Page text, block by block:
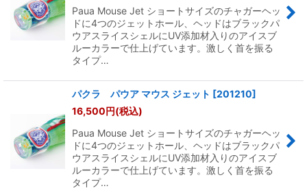
Paua Mouse Jet ショートサイズのチャガーヘッ
ドに4つのジェットホール、ヘッドはブラックパ
ウアスライスシェルにUV添加材入りのアイスブ
ルーカラーで仕上げています。激しく首を振る
タイプ…
パクラ パウア マウス ジェット [201210]
16,500円(税込)
Paua Mouse Jet ショートサイズのチャガーヘッ
ドに4つのジェットホール、ヘッドはブラックパ
ウアスライスシェルにUV添加材入りのアイスブ
ルーカラーで仕上げています。激しく首を振る
タイプ…